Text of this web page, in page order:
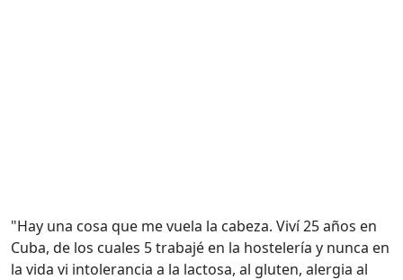
"Hay una cosa que me vuela la cabeza. Viví 25 años en
Cuba, de los cuales 5 trabajé en la hostelería y nunca en
la vida vi intolerancia a la lactosa, al gluten, alergia al